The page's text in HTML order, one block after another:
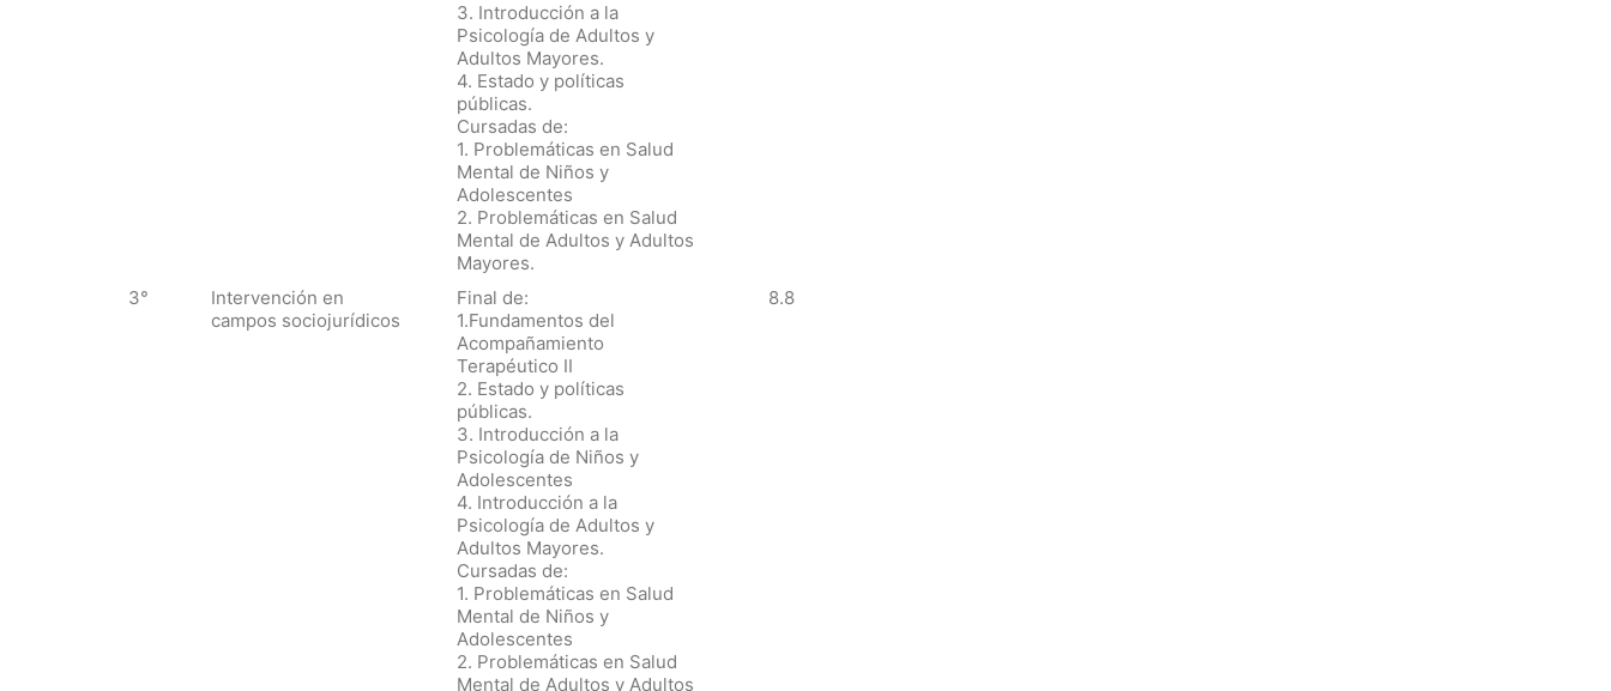
3. Introducción a la
Psicología de Adultos y
Adultos Mayores.
4. Estado y políticas
públicas.
Cursadas de:
1. Problemáticas en Salud
Mental de Niños y
Adolescentes
2. Problemáticas en Salud
Mental de Adultos y Adultos
Mayores.
3°
Intervención en
campos sociojurídicos
Final de:
1.Fundamentos del
Acompañamiento
Terapéutico II
2. Estado y políticas
públicas.
3. Introducción a la
Psicología de Niños y
Adolescentes
4. Introducción a la
Psicología de Adultos y
Adultos Mayores.
Cursadas de:
1. Problemáticas en Salud
Mental de Niños y
Adolescentes
2. Problemáticas en Salud
Mental de Adultos y Adultos
8.8